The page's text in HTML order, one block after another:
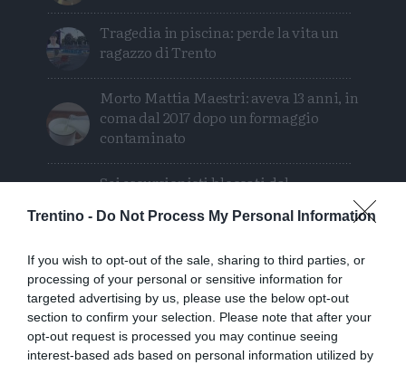
Trentino - Do Not Process My Personal Information
If you wish to opt-out of the sale, sharing to third parties, or
processing of your personal or sensitive information for
targeted advertising by us, please use the below opt-out
section to confirm your selection. Please note that after your
opt-out request is processed you may continue seeing
interest-based ads based on personal information utilized by
Tragedia in piscina: perde la vita un
ragazzo di Trento
Morto Mattia Maestri: aveva 13 anni, in
coma dal 2017 dopo un formaggio
contaminato
Sei escursionisti bloccati dal
Alpino